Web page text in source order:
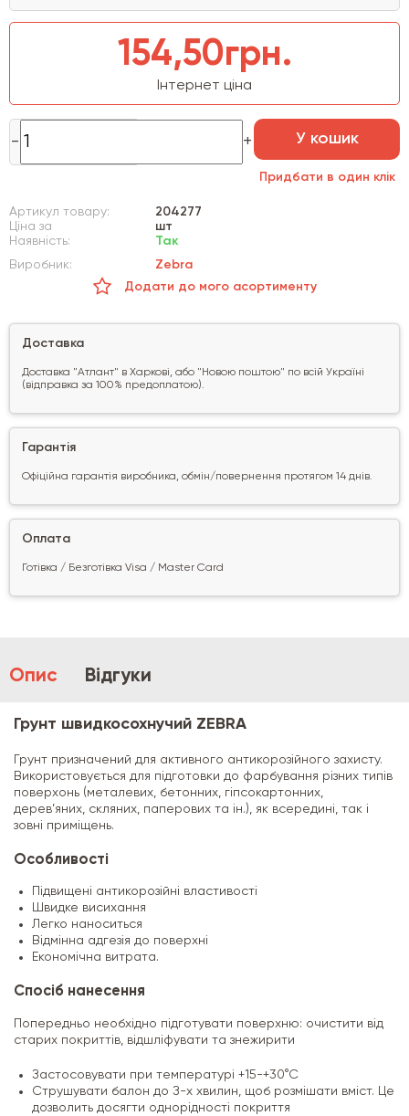
154,50грн.
Інтернет ціна
У кошик
Придбати в один клік
Артикул товару:
204277
Ціна за
шт
Наявність:
Так
Виробник:
Zebra
Додати до мого асортименту
Доставка
Доставка "Атлант" в Харкові, або "Новою поштою" по всій Україні
(відправка за 100% предоплатою).
Гарантія
Офіційна гарантія виробника, обмін/повернення протягом 14 днів.
Оплата
Готівка / Безготівка Visa / Master Card
Опис Відгуки
Грунт швидкосохнучий ZEBRA
Грунт призначений для активного антикорозійного захисту.
Використовується для підготовки до фарбування різних типів
поверхонь (металевих, бетонних, гіпсокартонних,
дерев’яних, скляних, паперових та ін.), як всередині, так і
зовні приміщень.
Особливості
Підвищені антикорозійні властивості
Швидке висихання
Легко наноситься
Відмінна адгезія до поверхні
Економічна витрата.
Спосіб нанесення
Попередньо необхідно підготувати поверхню: очистити від
старих покриттів, відшліфувати та знежирити
Застосовувати при температурі +15-+30°С
Струшувати балон до З-х хвилин, щоб розмішати вміст. Це
дозволить досягти однорідності покриття